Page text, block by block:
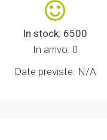
In stock: 6500
In arrivo: 0
Date previste: N/A